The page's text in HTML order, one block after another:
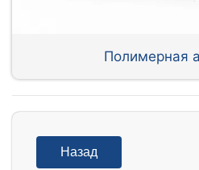
Полимерная
Назад